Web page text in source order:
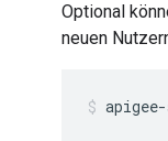
Optional
neuen